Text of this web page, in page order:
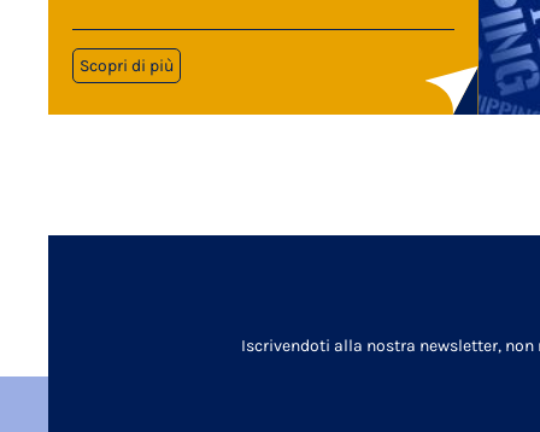
Scopri di più
Iscrivendoti alla nostra newsletter,